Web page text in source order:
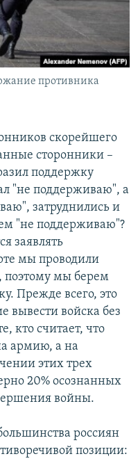
противника
скорейшего
сторонники –
поддержку
"не поддерживаю", а
затруднились и
"не поддерживаю"?
заявлять
мы проводили
поэтому мы берем
Прежде всего, это
вывести войска без
кто считает, что
армию, а на
этих трех
20% осознанных
войны.
россиян
позиции: